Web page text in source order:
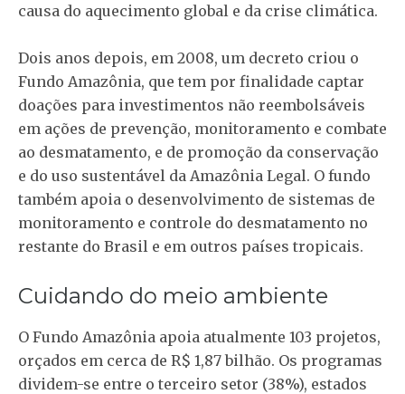
causa do aquecimento global e da crise climática.
Dois anos depois, em 2008, um decreto criou o
Fundo Amazônia, que tem por finalidade captar
doações para investimentos não reembolsáveis
em ações de prevenção, monitoramento e combate
ao desmatamento, e de promoção da conservação
e do uso sustentável da Amazônia Legal. O fundo
também apoia o desenvolvimento de sistemas de
monitoramento e controle do desmatamento no
restante do Brasil e em outros países tropicais.
Cuidando do meio ambiente
O Fundo Amazônia apoia atualmente 103 projetos,
orçados em cerca de R$ 1,87 bilhão. Os programas
dividem-se entre o terceiro setor (38%), estados